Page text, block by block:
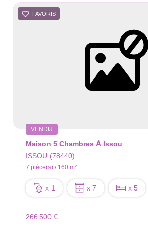
FAVORIS
VENDU
Maison 5 Chambres À Issou
ISSOU (78440)
7 pièce(s) / 160 m²
x 1 x 7 x 5
266 500 €